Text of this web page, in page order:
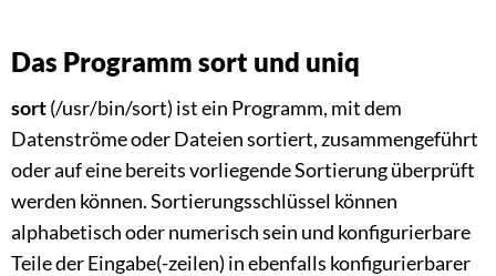
Das Programm sort und uniq
sort(/usr/bin/sort) ist ein Programm, mit dem
Datenströme oder Dateien sortiert, zusammengeführt
oder auf eine bereits vorliegende Sortierung überprüft
werden können. Sortierungsschlüssel können
alphabetisch oder numerisch sein und konfigurierbare
Teile der Eingabe(-zeilen) in ebenfalls konfigurierbarer